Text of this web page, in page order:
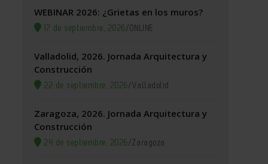
WEBINAR 2026: ¿Grietas en los muros?
17 de septiembre, 2026/ONLINE
Valladolid, 2026. Jornada Arquitectura y
Construcción
22 de septiembre, 2026/Valladolid
Zaragoza, 2026. Jornada Arquitectura y
Construcción
24 de septiembre, 2026/Zaragoza